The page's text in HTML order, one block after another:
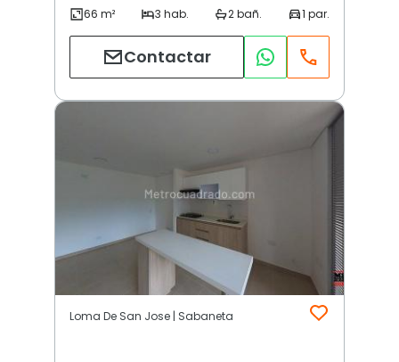
Contactar
Loma De San Jose | Sabaneta